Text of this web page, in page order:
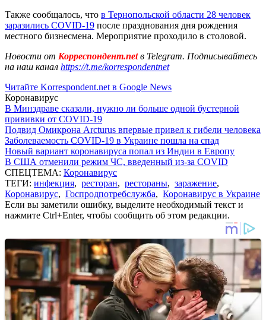
Также сообщалось, что в Тернопольской области 28 человек
заразились COVID-19 после празднования дня рождения
местного бизнесмена. Мероприятие проходило в столовой.
Новости от Корреспондент.netв Telegram. Подписывайтесь
на наш канал https://t.me/korrespondentnet
Читайте Korrespondent.net в Google News
Коронавирус
В Минздраве сказали, нужно ли больше одной бустерной
прививки от COVID-19
Подвид Омикрона Arcturus впервые привел к гибели человека
Заболеваемость COVID-19 в Украине пошла на спад
Новый вариант коронавируса попал из Индии в Европу
В США отменили режим ЧС, введенный из-за COVID
СПЕЦТЕМА: Коронавирус
ТЕГИ: инфекция, ресторан, рестораны, заражение,
Коронавирус, Госпродпотребслужба, Коронавирус в Украине
Если вы заметили ошибку, выделите необходимый текст и
нажмите Ctrl+Enter, чтобы сообщить об этом редакции.